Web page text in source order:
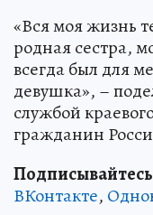
«Вся моя жизнь
родная сестра,
всегда был для
девушка», –
службой
гражданин
ВКонтакте,